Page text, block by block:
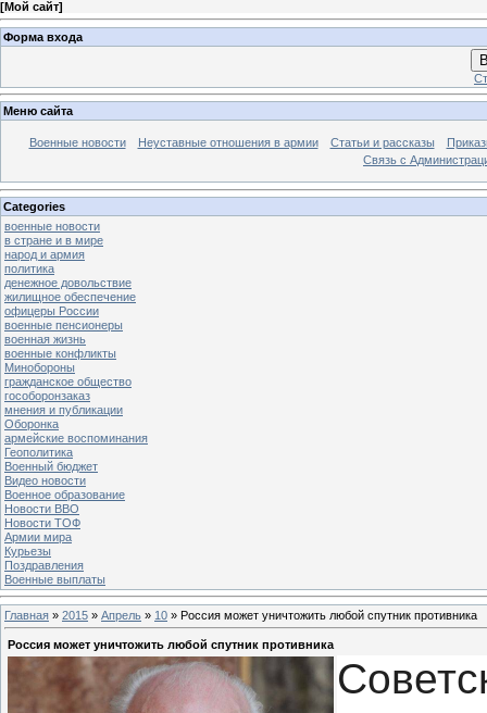
[Мой сайт]
Форма входа
Меню сайта
Военные новости Неуставные отношения в армии Статьи и рассказы
Связь с
Categories
военные новости
в стране и в мире
народ и армия
политика
денежное довольствие
жилищное обеспечение
офицеры России
военные пенсионеры
военная жизнь
военные конфликты
Минобороны
гражданское общество
гособоронзаказ
мнения и публикации
Оборонка
армейские воспоминания
Геополитика
Военный бюджет
Видео новости
Военное образование
Новости ВВО
Новости ТОФ
Армии мира
Курьезы
Поздравления
Военные выплаты
Главная » 2015 » Апрель » 10 » Россия может уничтожить любой спутник противника
Россия может уничтожить любой спутник противника